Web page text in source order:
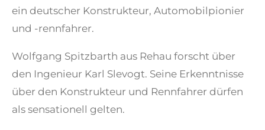
ein deutscher Konstrukteur, Automobilpionier
und -rennfahrer.
Wolfgang Spitzbarth aus Rehau forscht über
den Ingenieur Karl Slevogt. Seine Erkenntnisse
über den Konstrukteur und Rennfahrer dürfen
als sensationell gelten.